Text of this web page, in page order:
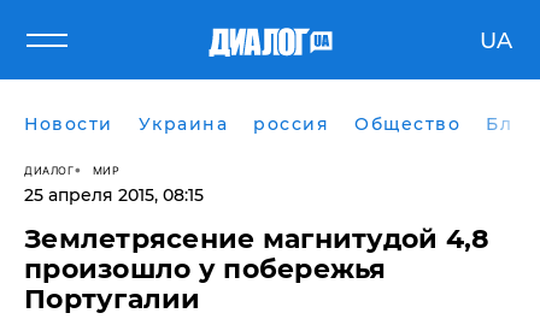
UA
Новости Украина россия Общество
ДИАЛОГ МИР
25 апреля 2015, 08:15
Землетрясение магнитудой 4,8
произошло у побережья
Португалии